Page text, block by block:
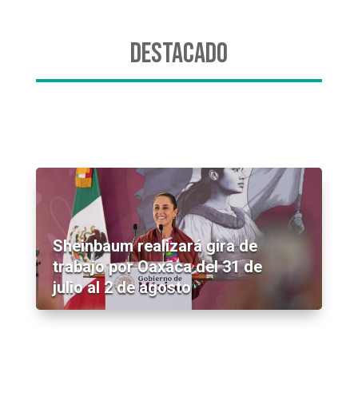
Destacado
Sheinbaum realizará gira de
trabajo por Oaxaca del 31 de
julio al 2 de agosto